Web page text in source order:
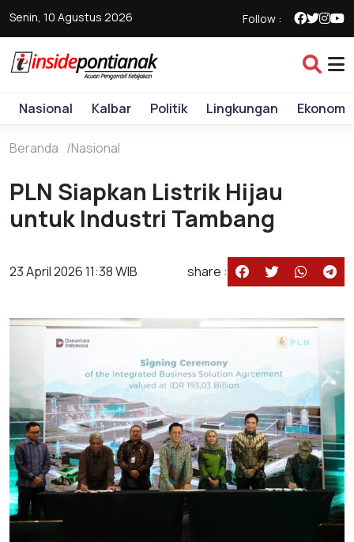
Senin, 10 Agustus 2026 Follow :
Nasional Kalbar Politik Lingkungan Ekonomi
Beranda Nasional
PLN Siapkan Listrik Hijau
untuk Industri Tambang
23 April 2026 11:38 WIB share :